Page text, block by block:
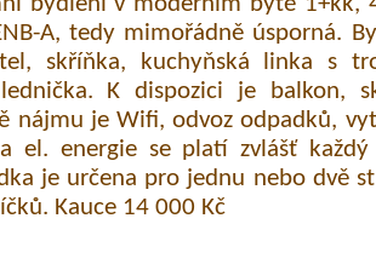
A, tedy mimořádně úsporná.
skříňka, kuchyňská linka s
K dispozici je balkon,
nájmu je Wifi, odvoz odpadků,
el. energie se platí zvlášť
je určena pro jednu nebo dvě
Kauce 14 000 Kč